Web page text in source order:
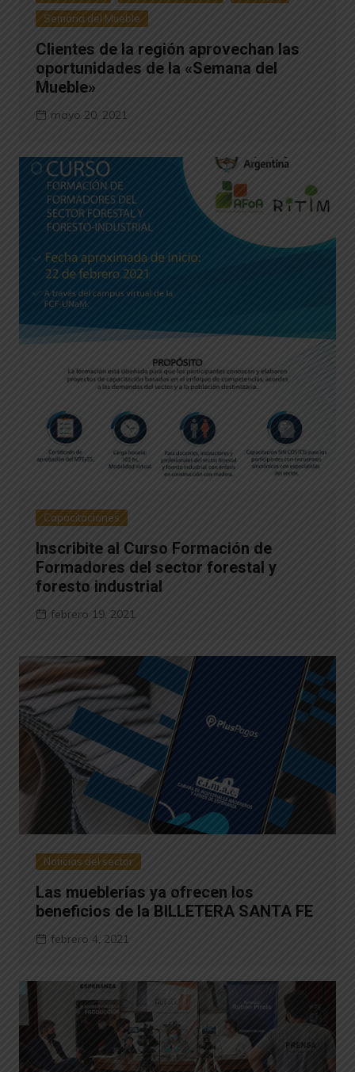
Semana del Mueble
Clientes de la región aprovechan las
oportunidades de la «Semana del
Mueble»
mayo 20, 2021
Capacitaciones
Inscribite al Curso Formación de
Formadores del sector forestal y
foresto industrial
febrero 19, 2021
Noticias del sector
Las mueblerías ya ofrecen los
beneficios de la BILLETERA SANTA FE
febrero 4, 2021